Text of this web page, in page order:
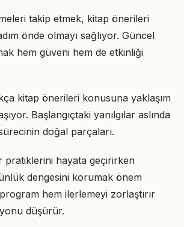
takip etmek, kitap önerileri
önde olmayı sağlıyor. Güncel
hem güveni hem de etkinliği
kitap önerileri konusuna yaklaşım
Başlangıçtaki yanılgılar aslında
doğal parçaları.
pratiklerini hayata geçirirken
dengesini korumak önem
hem ilerlemeyi zorlaştırır
düşürür.